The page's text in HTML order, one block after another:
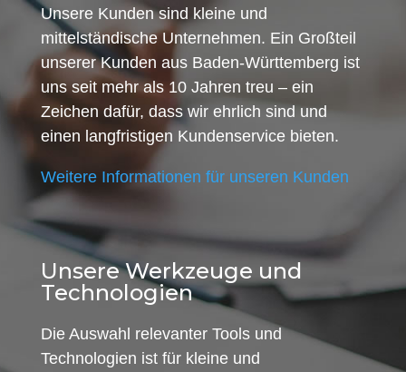
Unsere Kunden sind kleine und
mittelständische Unternehmen. Ein Großteil
unserer Kunden aus Baden-Württemberg ist
uns seit mehr als 10 Jahren treu – ein
Zeichen dafür, dass wir ehrlich sind und
einen langfristigen Kundenservice bieten.
Weitere Informationen für unseren Kunden
Unsere Werkzeuge und
Technologien
Die Auswahl relevanter Tools und
Technologien ist für kleine und